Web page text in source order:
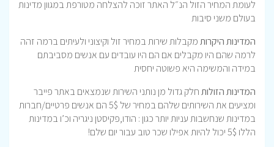
לעומת המחיר הזול הנ״ל האתר זוכה להצלחה מטורפת במגוון מדינות
בעולם משני סיבות
המדינות היקרותמקבלות שירות במחיר זול וקיצוני ולעיתים ברמה זהה
לרמה שהם היו מקבלים אם הם היו עובדים עם אנשים מסביבתם
במידה והמשימה היא פשוטה יחסית
המדינות הזולותחלק גדול מן נותני השירות שנמצאים באתר פייבר
ומציעים את השירותים שלהם במחיר של 5$ הם אנשים פרטיים/חברות
במדינות שנחשבות עניות יותר כגון : הודו,פקיסטן ניגריה וכ’ו במדינות
הללו 5$ יכול להיות אפילו שכר טוב עבור יום שלם!